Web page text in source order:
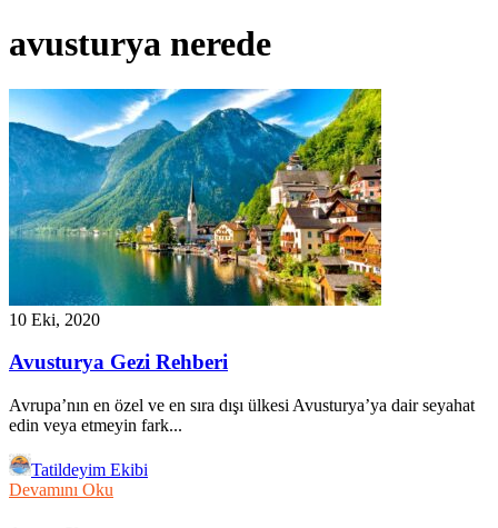
avusturya nerede
10 Eki, 2020
Avusturya Gezi Rehberi
Avrupa’nın en özel ve en sıra dışı ülkesi Avusturya’ya dair seyahat
edin veya etmeyin fark...
Tatildeyim Ekibi
Devamını Oku